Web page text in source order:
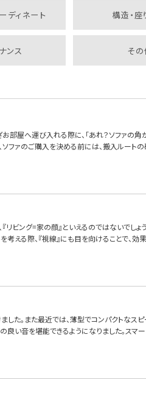
ディネート 構造・
ンス その
部屋へ運び入れる際に、「あれ？ソファの角
ソファのご購入を決める前には、搬入ルートの
リビング=家の顔』といえるのではないでしょ
える際、『視線』にも目を向けることで、効
た。また最近では、薄型でコンパクトなス
い音を堪能できるようになりました。スマ